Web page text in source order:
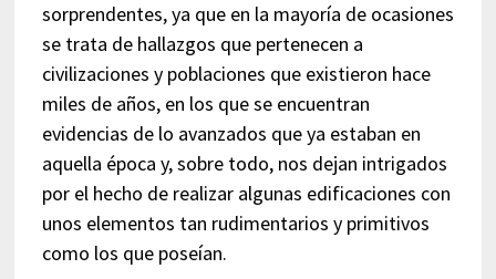
sorprendentes, ya que en la mayoría de ocasiones
se trata de hallazgos que pertenecen a
civilizaciones y poblaciones que existieron hace
miles de años, en los que se encuentran
evidencias de lo avanzados que ya estaban en
aquella época y, sobre todo, nos dejan intrigados
por el hecho de realizar algunas edificaciones con
unos elementos tan rudimentarios y primitivos
como los que poseían.